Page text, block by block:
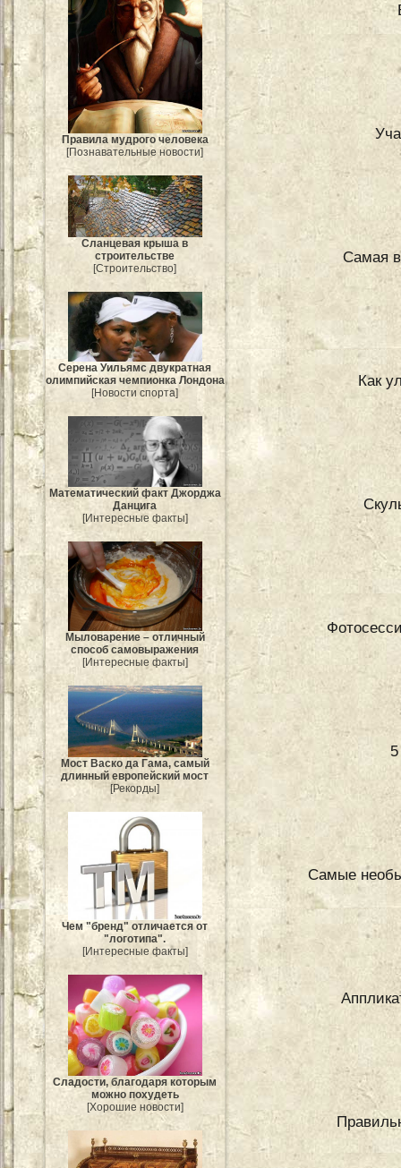
Правила мудрого человека
[Познавательные новости]
Сланцевая крыша в
строительстве
[Строительство]
Серена Уильямс двукратная
олимпийская чемпионка Лондона
[Новости спорта]
Mатематический факт Джорджа
Данцига
[Интересные факты]
Мыловарение – отличный
способ самовыражения
[Интересные факты]
Мост Васко да Гама, самый
длинный европейский мост
[Рекорды]
Чем "бренд" отличается от
"логотипа".
[Интересные факты]
Сладости, благодаря которым
можно похудеть
[Хорошие новости]
Самая
Как
Самые